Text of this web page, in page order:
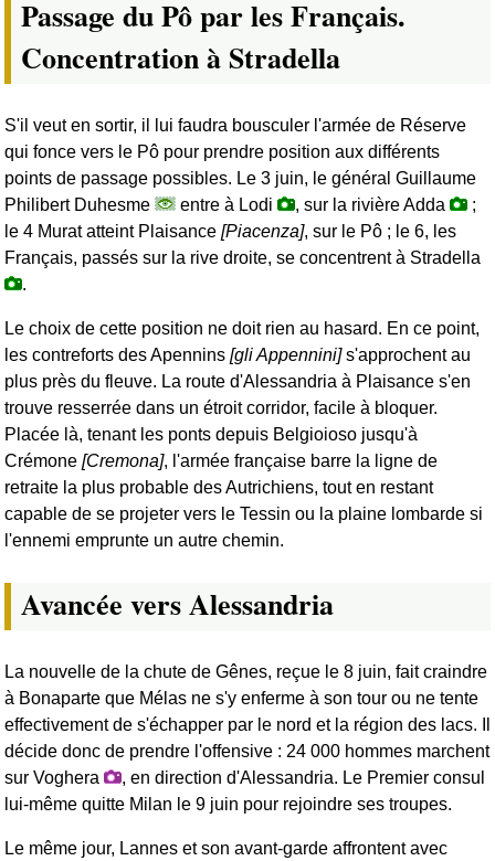
Passage du Pô par les Français.
Concentration à Stradella
S'il veut en sortir, il lui faudra bousculer l'armée de Réserve
qui fonce vers le Pô pour prendre position aux différents
points de passage possibles. Le 3 juin, le général Guillaume
Philibert Duhesme
entre à Lodi , sur la rivière Adda
;
le 4 Murat atteint Plaisance [Piacenza], sur le Pô ; le 6, les
Français, passés sur la rive droite, se concentrent à Stradella
.
Le choix de cette position ne doit rien au hasard. En ce point,
les contreforts des Apennins [gli Appennini]s'approchent au
plus près du fleuve. La route d'Alessandria à Plaisance s'en
trouve resserrée dans un étroit corridor, facile à bloquer.
Placée là, tenant les ponts depuis Belgioioso jusqu'à
Crémone [Cremona], l'armée française barre la ligne de
retraite la plus probable des Autrichiens, tout en restant
capable de se projeter vers le Tessin ou la plaine lombarde si
l'ennemi emprunte un autre chemin.
Avancée vers Alessandria
La nouvelle de la chute de Gênes, reçue le 8 juin, fait craindre
à Bonaparte que Mélas ne s'y enferme à son tour ou ne tente
effectivement de s'échapper par le nord et la région des lacs. Il
décide donc de prendre l'offensive : 24 000 hommes marchent
sur Voghera
, en direction d'Alessandria. Le Premier consul
lui-même quitte Milan le 9 juin pour rejoindre ses troupes.
Le même jour, Lannes et son avant-garde affrontent avec